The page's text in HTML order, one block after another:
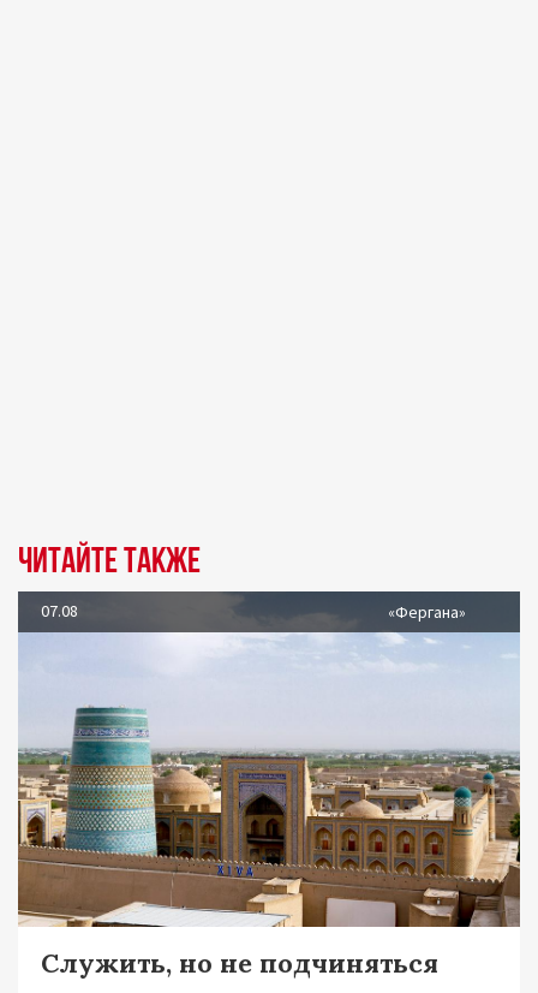
Читайте также
07.08 «Фергана»
Служить, но не подчиняться